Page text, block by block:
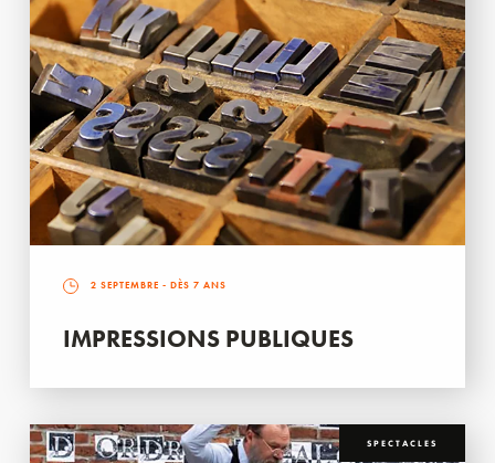
2 SEPTEMBRE - DÈS 7 ANS
IMPRESSIONS PUBLIQUES
SPECTACLES